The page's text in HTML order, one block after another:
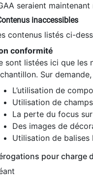
seraient
inaccessibles
contenus listés ci-
conformité
sont listées ici que les
Sur
L’utilisation de
Utilisation de
La perte du focus
Des images de
Utilisation de balises
pour charge